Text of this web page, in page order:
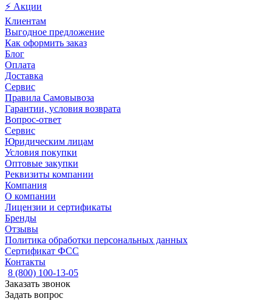
⚡ Акции
Клиентам
Выгодное предложение
Как оформить заказ
Блог
Оплата
Доставка
Сервис
Правила Самовывоза
Гарантии, условия возврата
Вопрос-ответ
Сервис
Юридическим лицам
Условия покупки
Оптовые закупки
Реквизиты компании
Компания
О компании
Лицензии и сертификаты
Бренды
Отзывы
Политика обработки персональных данных
Сертификат ФСС
Контакты
8 (800) 100-13-05
Заказать звонок
Задать вопрос